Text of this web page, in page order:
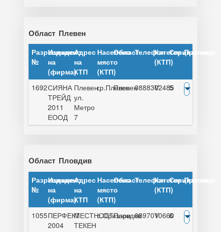
Област Плевен
Разрешение
№
Издадено
на
(фирма)
Адрес
на
КТП
Населено
място
(КТП)
ОбластТелефонКатегория
(КТП)
Специалисти
Преглед
1692СИЯНА
ТРЕЙД
2011
ЕООД
Плевен,
ул.
Метро
7
гр.Плевен
Плевен0888302485
V 5
Област Пловдив
Разрешение
№
Издадено
на
(фирма)
Адрес
на
КТП
Населено
място
(КТП)
ОбластТелефонКатегория
(КТП)
Специалисти
Преглед
1055ПЕРФЕКТ
2004
МЕСТНОСТ
ТЕКЕН
с.Оризари
Пловдив0897010660
V 6